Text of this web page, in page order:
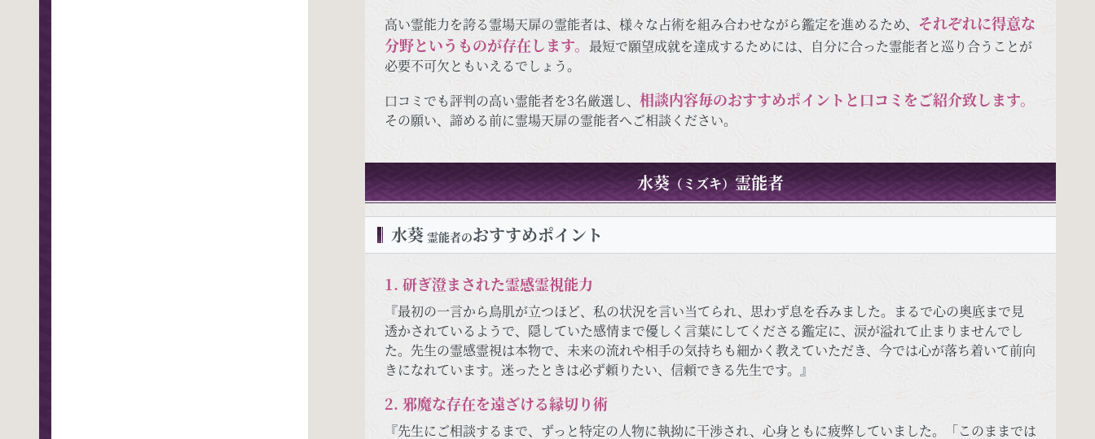
高い霊能力を誇る霊場天扉の霊能者は、様々な占術を組み合わせながら鑑定を進めるため、 それぞれに得意な
分野というものが存在します。 最短で願望成就を達成するためには、自分に合った霊能者と巡り合うことが
必要不可欠ともいえるでしょう。
口コミでも評判の高い霊能者を3名厳選し、 相談内容毎のおすすめポイントと口コミをご紹介致します。
その願い、諦める前に霊場天扉の霊能者へご相談ください。
水葵 （ミズキ） 霊能者
水葵 霊能者のおすすめポイント
1. 研ぎ澄まされた霊感霊視能力
『最初の一言から鳥肌が立つほど、私の状況を言い当てられ、思わず息を呑みました。まるで心の奥底まで見
透かされているようで、隠していた感情まで優しく言葉にしてくださる鑑定に、涙が溢れて止まりませんでし
た。先生の霊感霊視は本物で、未来の流れや相手の気持ちも細かく教えていただき、今では心が落ち着いて前向
きになれています。迷ったときは必ず頼りたい、信頼できる先生です。』
2. 邪魔な存在を遠ざける縁切り術
『先生にご相談するまで、ずっと特定の人物に執拗に干渉され、心身ともに疲弊していました。「このままでは